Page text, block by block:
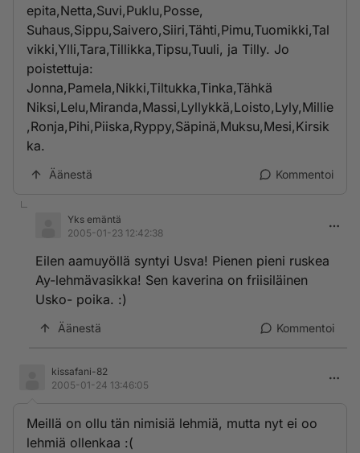
epita,Netta,Suvi,Puklu,Posse,
Suhaus,Sippu,Saivero,Siiri,Tähti,Pimu,Tuomikki,Tal
vikki,Ylli,Tara,Tillikka,Tipsu,Tuuli, ja Tilly. Jo
poistettuja:
Jonna,Pamela,Nikki,Tiltukka,Tinka,Tähkä
Niksi,Lelu,Miranda,Massi,Lyllykkä,Loisto,Lyly,Millie
,Ronja,Pihi,Piiska,Ryppy,Säpinä,Muksu,Mesi,Kirsik
ka.
Äänestä Kommentoi
Yks emäntä
2005-01-23 12:42:38
Eilen aamuyöllä syntyi Usva! Pienen pieni ruskea
Ay-lehmävasikka! Sen kaverina on friisiläinen
Usko- poika. :)
Äänestä Kommentoi
kissafani-82
2005-01-24 13:46:05
Meillä on ollu tän nimisiä lehmiä, mutta nyt ei oo
lehmiä ollenkaa :(